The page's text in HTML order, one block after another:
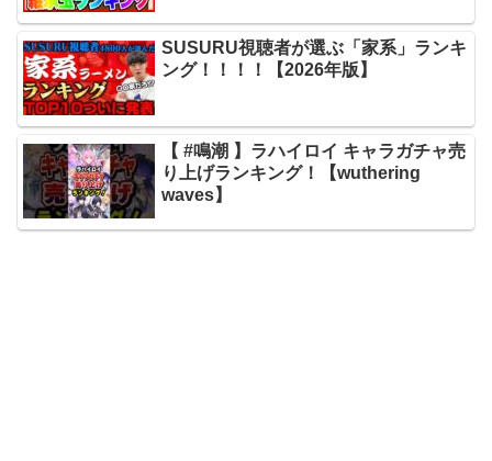
SUSURU視聴者が選ぶ「家系」ランキ
ング！！！！【2026年版】
【 #鳴潮 】ラハイロイ キャラガチャ売
り上げランキング！【wuthering
waves】